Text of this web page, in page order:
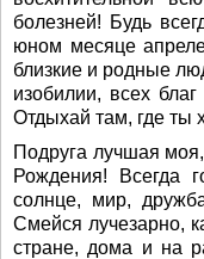
болезней! Будь
юном месяце
близкие и родные
изобилии, всех
Отдыхай там, где ты
Подруга лучшая
Рождения! Всегда
солнце, мир,
Смейся лучезарно,
стране, дома и на